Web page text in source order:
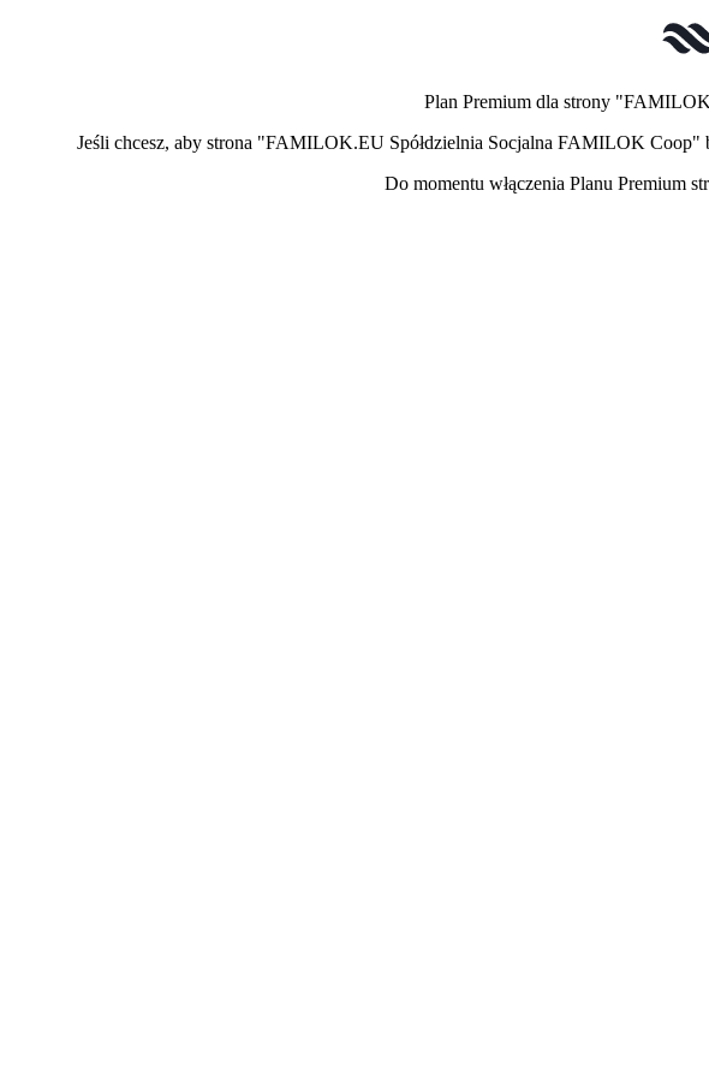
Plan Premium dla strony
Jeśli chcesz, aby strona "FAMILOK.EU Spółdzielnia Socjalna FAMILOK Coop"
Do momentu włączenia Planu Premium